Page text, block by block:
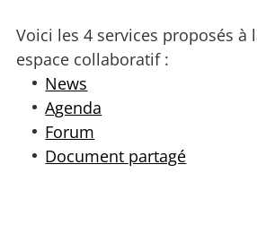
Voici les 4 services proposés à
espace collaboratif :
News
Agenda
Forum
Document partagé